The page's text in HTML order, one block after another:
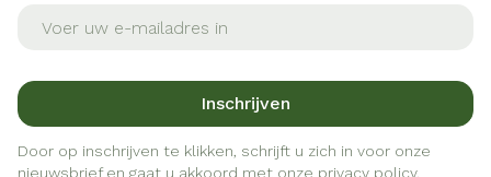
Inschrijven
Door op inschrijven te klikken, schrijft u zich in voor onze
nieuwsbrief en gaat u akkoord met onze privacy policy.